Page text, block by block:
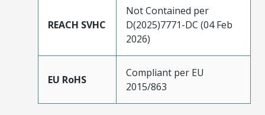
REACH SVHC
Not Contained per
D(2025)7771-DC (04 Feb
2026)
EU RoHS
Compliant per EU
2015/863